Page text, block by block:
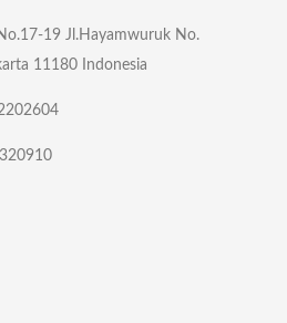
19 Jl.Hayamwuruk No.
11180 Indonesia